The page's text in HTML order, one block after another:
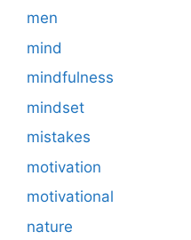
men
mind
mindfulness
mindset
mistakes
motivation
motivational
nature